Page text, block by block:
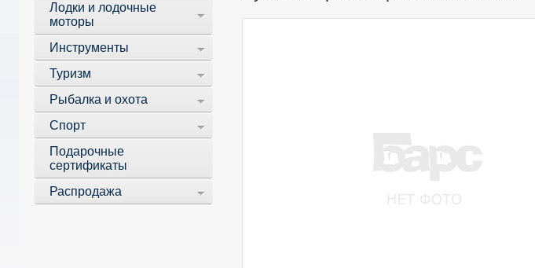
Лодки и лодочные
моторы
Инструменты
Туризм
Рыбалка и охота
Спорт
Подарочные
сертификаты
Распродажа